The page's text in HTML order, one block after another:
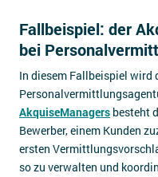
Fallbeispiel: der
bei
In diesem Fallbeispiel
AkquiseManagers besteht
Bewerber, einem Kunden
ersten
so zu verwalten und